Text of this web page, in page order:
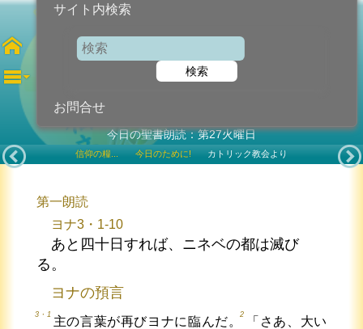
サイト内検索
検索
お問合せ
ロザリオの聖母
今日の聖書朗読：第27火曜日
信仰の糧... 今日のために! カトリック教会より
第一朗読
ヨナ3・1-10
あと四十日すれば、ニネベの都は滅び
る。
ヨナの預言
3・1
主の言葉が再びヨナに臨んだ。
2
「さあ、大い